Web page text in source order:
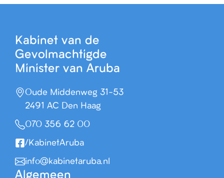
Kabinet van de
Gevolmachtigde
Minister van Aruba
Oude Middenweg 31-53
2491 AC Den Haag
070 356 62 00
/KabinetAruba
info@kabinetaruba.nl
Algemeen